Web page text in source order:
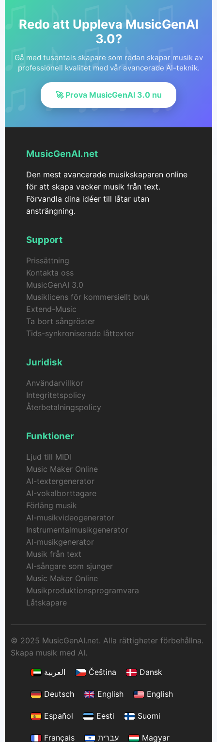
Redo att Uppleva MusicGenAI
3.0?
Gå med tusentals skapare som redan skapar musik av
professionell kvalitet med vår avancerade AI-teknik.
🚀 Prova MusicGenAI 3.0 nu
MusicGenAI.net
Den mest avancerade musikskaparen online
för att skapa vacker musik från text.
Förvandla dina idéer till låtar utan
ansträngning.
Support
Prissättning
Kontakta oss
MusicGenAI 3.0
Musiklicens för kommersiellt bruk
Extend-Music
Ta bort sångröster
Tids-synkroniserade låttexter
Juridisk
Användarvillkor
Integritetspolicy
Återbetalningspolicy
Funktioner
Ljud till MIDI
Music Maker Online
AI-textergenerator
AI-vokalborttagare
Förläng musik
AI-musikvideogenerator
Instrumentalmusikgenerator
AI-musikgenerator
Musik från text
AI-sångare som sjunger
Music Maker Online
Musikproduktionsprogramvara
Låtskapare
© 2025 MusicGenAI.net. Alla rättigheter förbehållna.
Skapa musik med AI.
العربية
Čeština Dansk
Deutsch English English
Español Eesti Suomi
Français עברית Magyar